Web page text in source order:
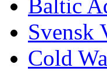
Baltic
Svensk
Cold